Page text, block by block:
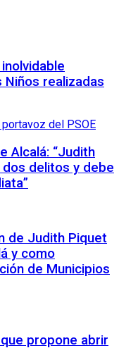
realizadas
Alcalá: “Judith
delitos y debe
de Judith Piquet
y como
de Municipios
propone abrir